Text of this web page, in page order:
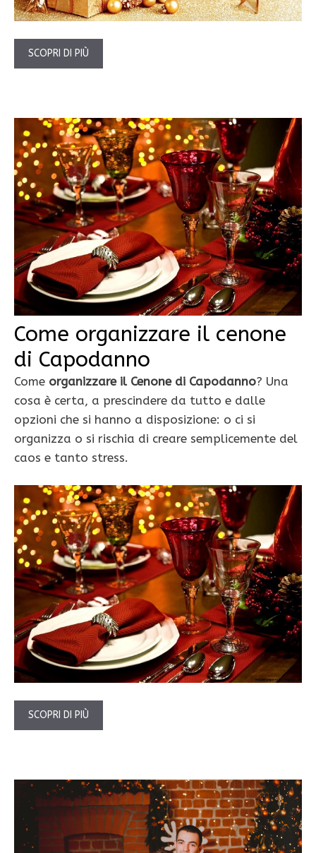
SCOPRI DI PIÙ
Come organizzare il cenone
di Capodanno
Come organizzare il Cenone di Capodanno? Una
cosa è certa, a prescindere da tutto e dalle
opzioni che si hanno a disposizione: o ci si
organizza o si rischia di creare semplicemente del
caos e tanto stress.
SCOPRI DI PIÙ